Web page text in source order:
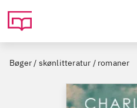
Bøger / skønlitteratur / romaner